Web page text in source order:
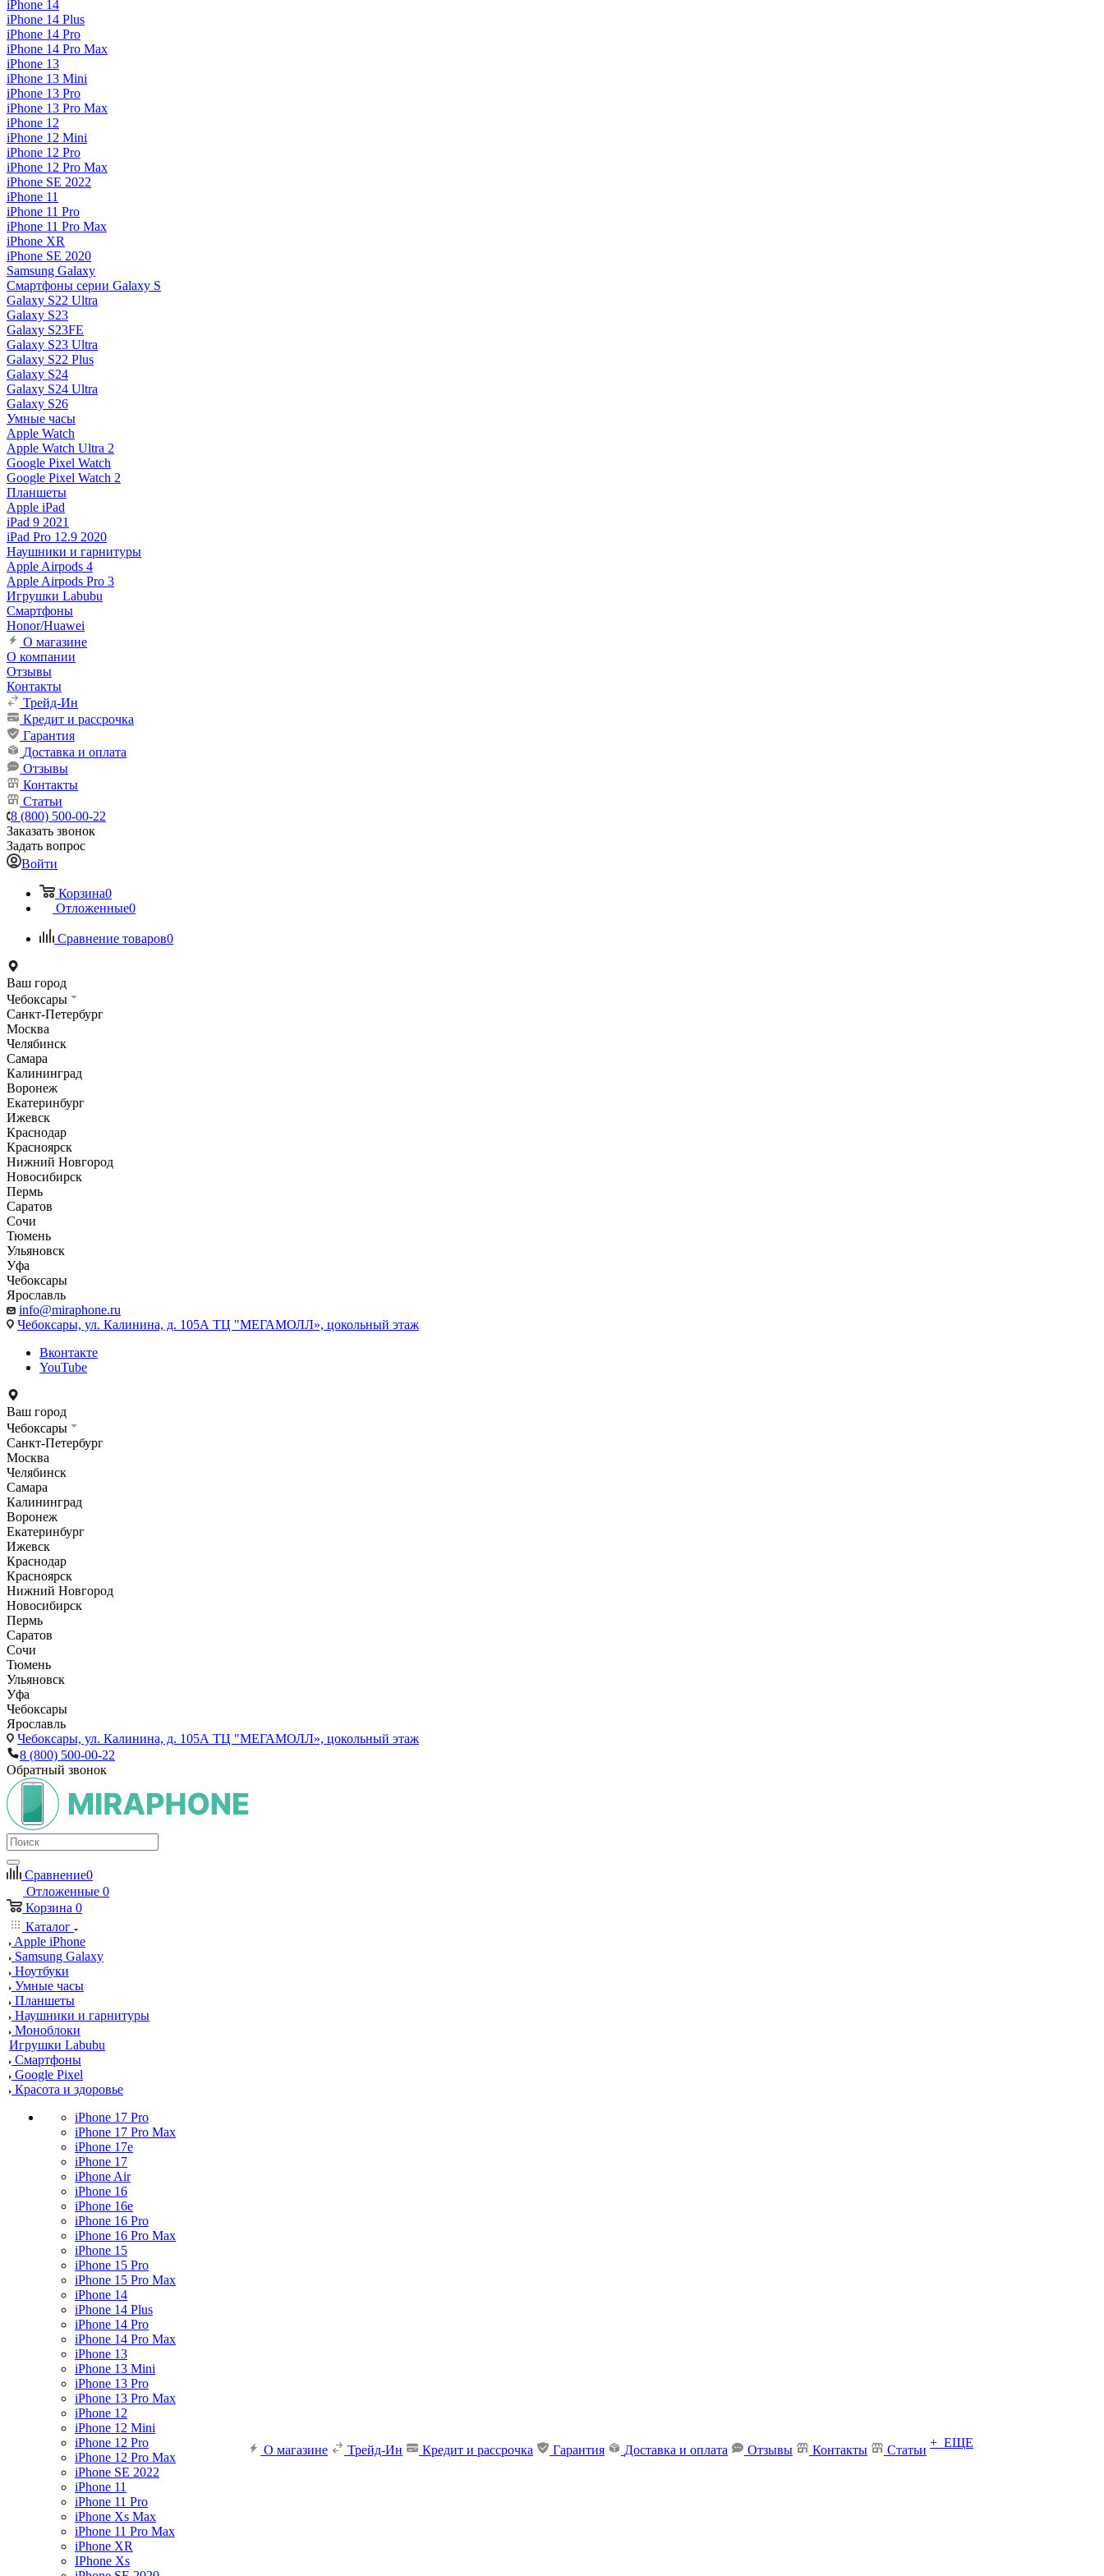
iPhone 14
iPhone 14 Plus
iPhone 14 Pro
iPhone 14 Pro Max
iPhone 13
iPhone 13 Mini
iPhone 13 Pro
iPhone 13 Pro Max
iPhone 12
iPhone 12 Mini
iPhone 12 Pro
iPhone 12 Pro Max
iPhone SE 2022
iPhone 11
iPhone 11 Pro
iPhone 11 Pro Max
iPhone XR
iPhone SE 2020
Samsung Galaxy
Смартфоны серии Galaxy S
Galaxy S22 Ultra
Galaxy S23
Galaxy S23FE
Galaxy S23 Ultra
Galaxy S22 Plus
Galaxy S24
Galaxy S24 Ultra
Galaxy S26
Умные часы
Apple Watch
Apple Watch Ultra 2
Google Pixel Watch
Google Pixel Watch 2
Планшеты
Apple iPad
iPad 9 2021
iPad Pro 12.9 2020
Наушники и гарнитуры
Apple Airpods 4
Apple Airpods Pro 3
Игрушки Labubu
Смартфоны
Honor/Huawei
О магазине
О компании
Отзывы
Контакты
Трейд-Ин
Кредит и рассрочка
Гарантия
Доставка и оплата
Отзывы
Контакты
Статьи
8 (800) 500-00-22
Заказать звонок
Задать вопрос
Войти
Корзина0
Отложенные0
Сравнение товаров0
Ваш город
Чебоксары
Санкт-Петербург
Москва
Челябинск
Самара
Калининград
Воронеж
Екатеринбург
Ижевск
Краснодар
Красноярск
Нижний Новгород
Новосибирск
Пермь
Саратов
Сочи
Тюмень
Ульяновск
Уфа
Чебоксары
Ярославль
info@miraphone.ru
Чебоксары, ул. Калинина, д. 105А ТЦ "МЕГАМОЛЛ», цокольный этаж
Вконтакте
YouTube
Ваш город
Чебоксары
Санкт-Петербург
Москва
Челябинск
Самара
Калининград
Воронеж
Екатеринбург
Ижевск
Краснодар
Красноярск
Нижний Новгород
Новосибирск
Пермь
Саратов
Сочи
Тюмень
Ульяновск
Уфа
Чебоксары
Ярославль
Чебоксары, ул. Калинина, д. 105А ТЦ "МЕГАМОЛЛ», цокольный этаж
8 (800) 500-00-22
Обратный звонок
Сравнение0
Отложенные 0
Корзина 0
Каталог
Apple iPhone
Samsung Galaxy
Ноутбуки
Умные часы
Планшеты
Наушники и гарнитуры
Моноблоки
Игрушки Labubu
Смартфоны
Google Pixel
Красота и здоровье
iPhone 17 Pro
iPhone 17 Pro Max
iPhone 17e
iPhone 17
iPhone Air
iPhone 16
iPhone 16e
iPhone 16 Pro
iPhone 16 Pro Max
iPhone 15
iPhone 15 Pro
iPhone 15 Pro Max
iPhone 14
iPhone 14 Plus
iPhone 14 Pro
iPhone 14 Pro Max
iPhone 13
iPhone 13 Mini
iPhone 13 Pro
iPhone 13 Pro Max
iPhone 12
iPhone 12 Mini
iPhone 12 Pro
iPhone 12 Pro Max
iPhone SE 2022
iPhone 11
iPhone 11 Pro
iPhone Xs Max
iPhone 11 Pro Max
iPhone XR
IPhone Xs
О магазине Трейд-Ин Кредит и рассрочка Гарантия Доставка и оплата Отзывы Контакты Статьи
+ ЕЩЕ